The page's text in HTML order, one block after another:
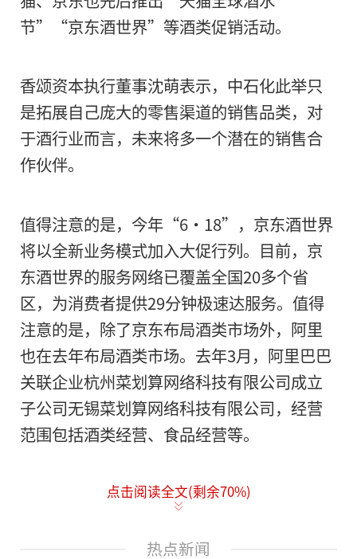
节”“京东酒世界”等酒类促销活动。
香颂资本执行董事沈萌表示，中石化此举只
是拓展自己庞大的零售渠道的销售品类，对
于酒行业而言，未来将多一个潜在的销售合
作伙伴。
值得注意的是，今年“6·18”，京东酒世界
将以全新业务模式加入大促行列。目前，京
东酒世界的服务网络已覆盖全国20多个省
区，为消费者提供29分钟极速达服务。值得
注意的是，除了京东布局酒类市场外，阿里
也在去年布局酒类市场。去年3月，阿里巴巴
关联企业杭州菜划算网络科技有限公司成立
子公司无锡菜划算网络科技有限公司，经营
范围包括酒类经营、食品经营等。
北京商报记者关注到，今年4月，有消息称抖
抖音平台进行直播、短视频卖酒。资料显
点击阅读全文(剩余70%)
热点新闻